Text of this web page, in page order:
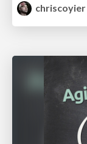
chriscoyier